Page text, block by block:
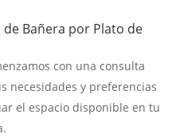
Bañera por Plato de
con una consulta
necesidades y preferencias
el espacio disponible en tu